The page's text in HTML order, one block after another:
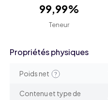
99,99%
Teneur
Propriétés physiques
Poids net
Contenu et type de